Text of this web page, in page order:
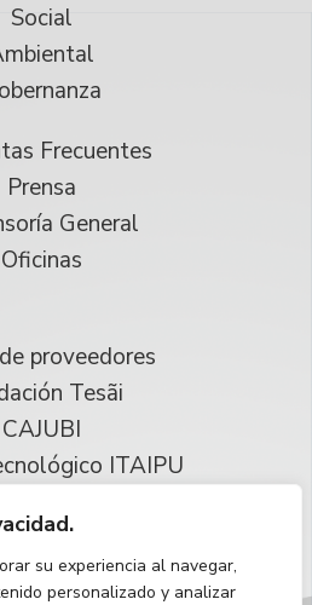
su experiencia al navegar,
personalizado y analizar
Social
Frecuentes
Prensa
General
Oficinas
proveedores
Tesãi
CAJUBI
ITAIPU
todos los derechos